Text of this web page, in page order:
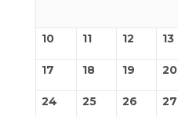
10 11 12 13
17 18 19 20
24 25 26 27